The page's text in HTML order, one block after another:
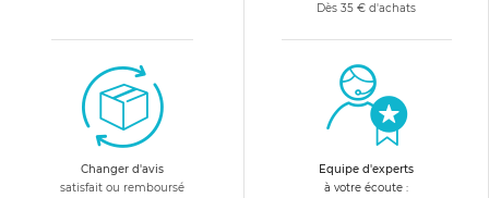
Dès 35 € d'achats
Changer d'avis
satisfait ou remboursé
Equipe d'experts
à votre écoute :